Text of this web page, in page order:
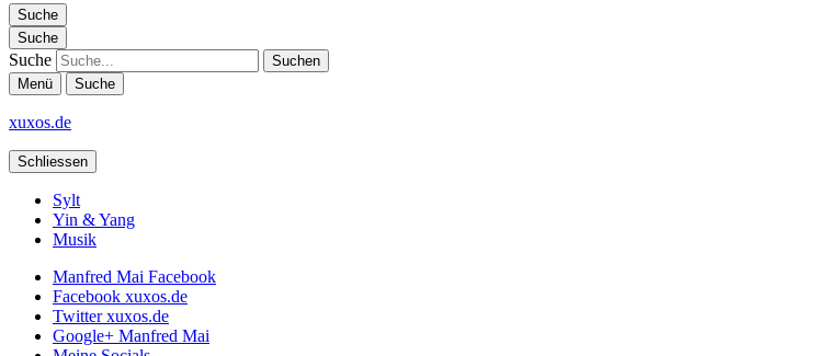
Suche
Suche
Suche
Menü Suche
xuxos.de
Schliessen
Sylt
Yin & Yang
Musik
Manfred Mai Facebook
Facebook xuxos.de
Twitter xuxos.de
Google+ Manfred Mai